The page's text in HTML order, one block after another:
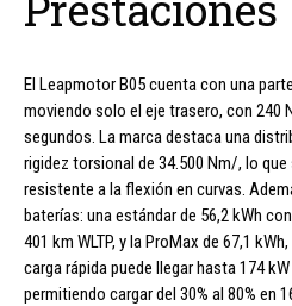
El Leapmotor B05 cuenta con una
moviendo solo el eje trasero, con 240
segundos. La marca destaca una
rigidez torsional de 34.500 Nm/, lo
resistente a la flexión en curvas.
baterías: una estándar de 56,2 kWh
401 km WLTP, y la ProMax de 67,1
carga rápida puede llegar hasta 174
permitiendo cargar del 30% al 80% en